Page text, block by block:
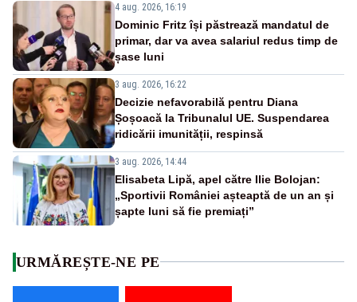
4 aug. 2026, 16:19
Dominic Fritz își păstrează mandatul de
primar, dar va avea salariul redus timp de
șase luni
3 aug. 2026, 16:22
Decizie nefavorabilă pentru Diana
Șoșoacă la Tribunalul UE. Suspendarea
ridicării imunității, respinsă
3 aug. 2026, 14:44
Elisabeta Lipă, apel către Ilie Bolojan:
„Sportivii României așteaptă de un an și
șapte luni să fie premiați”
URMĂREȘTE-NE PE